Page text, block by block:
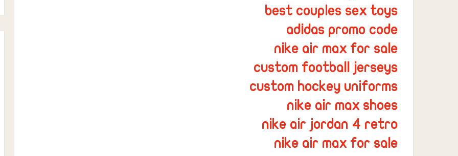
best couples sex toys
adidas promo code
nike air max for sale
custom football jerseys
custom hockey uniforms
nike air max shoes
nike air jordan 4 retro
nike air max for sale